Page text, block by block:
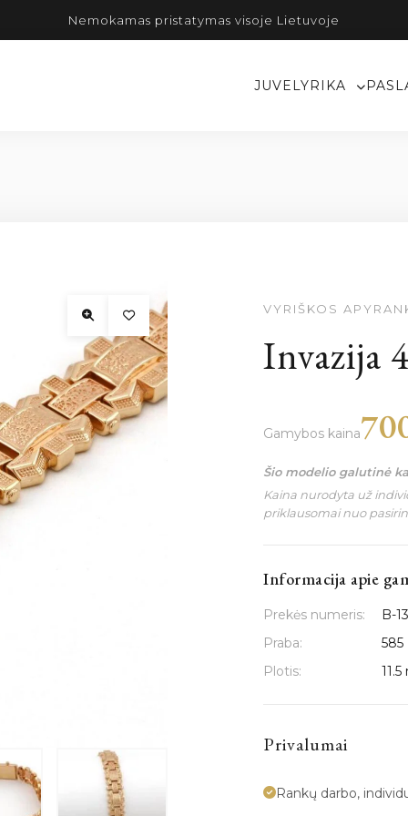
Nemokamas pristatymas visoje Lietuvoje
JUVELYRIKA
VYRIŠKOS
Invazija
Gamybos kaina
Šio modelio galutinė
Kaina nurodyta už
priklausomai nuo
Informacija apie
Prekės numeris:
B-
Praba:
585
Plotis:
Privalumai
Rankų darbo,